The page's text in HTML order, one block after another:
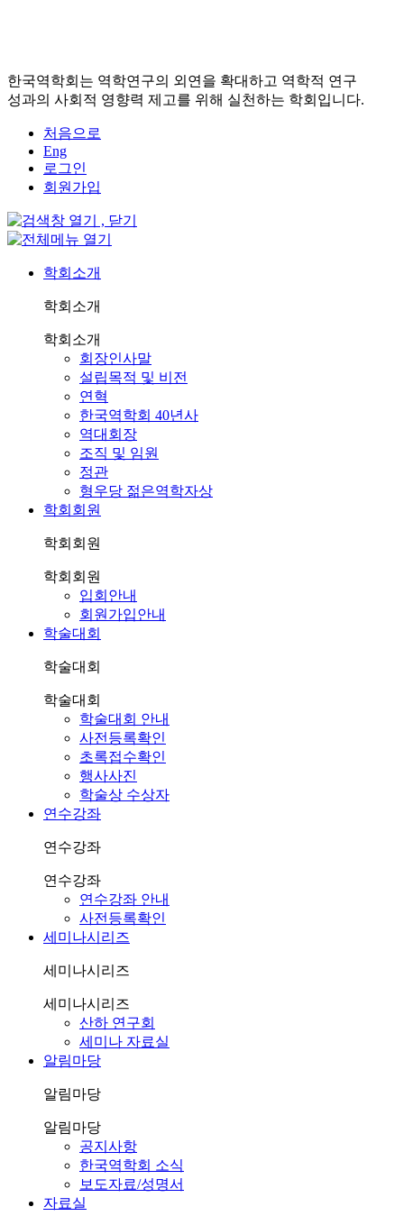
한국역학회는 역학연구의 외연을 확대하고 역학적 연구
성과의 사회적 영향력 제고를 위해 실천하는 학회입니다.
처음으로
Eng
로그인
회원가입
학회소개
학회소개
학회소개
회장인사말
설립목적 및 비전
연혁
한국역학회 40년사
역대회장
조직 및 임원
정관
형우당 젊은역학자상
학회회원
학회회원
학회회원
입회안내
회원가입안내
학술대회
학술대회
학술대회
학술대회 안내
사전등록확인
초록접수확인
행사사진
학술상 수상자
연수강좌
연수강좌
연수강좌
연수강좌 안내
사전등록확인
세미나시리즈
세미나시리즈
세미나시리즈
산하 연구회
세미나 자료실
알림마당
알림마당
알림마당
공지사항
한국역학회 소식
보도자료/성명서
자료실